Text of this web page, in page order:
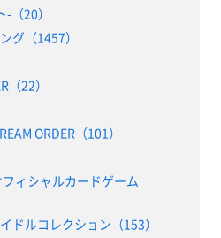
（20）
グ（1457）
（22）
ORDER（101）
ィシャルカードゲーム
ドルコレクション（153）